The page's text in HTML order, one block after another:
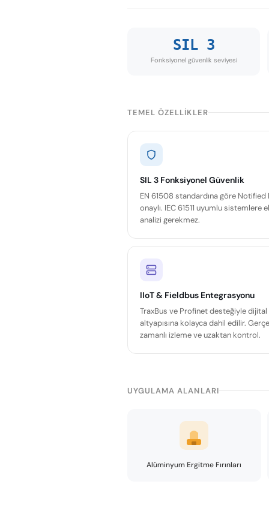
SIL 3
Fonksiyonel güvenlik seviyesi
TEMEL ÖZELLIKLER
SIL 3 Fonksiyonel Güvenlik
EN 61508 standardına göre Notified
onaylı. IEC 61511 uyumlu sistemlere
analizi gerekmez.
IIoT & Fieldbus Entegrasyonu
TraxBus ve Profinet desteğiyle
altyapısına kolayca dahil edilir.
zamanlı izleme ve uzaktan kontrol.
UYGULAMA ALANLARI
Alüminyum Ergitme Fırınları